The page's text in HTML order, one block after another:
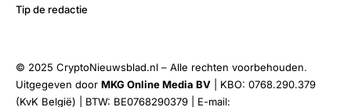
Tip de redactie
© 2025 CryptoNieuwsblad.nl – Alle rechten voorbehouden.
Uitgegeven door MKG Online Media BV | KBO: 0768.290.379
(KvK België) | BTW: BE0768290379 | E-mail: